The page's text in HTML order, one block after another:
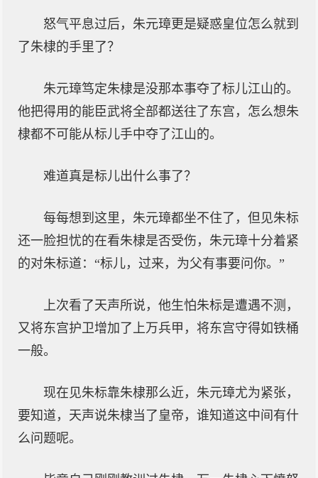
怒气平息过后，朱元璋更是疑惑皇位怎么就到
了朱棣的手里了？
朱元璋笃定朱棣是没那本事夺了标儿江山的。
他把得用的能臣武将全部都送往了东宫，怎么想朱
棣都不可能从标儿手中夺了江山的。
难道真是标儿出什么事了？
每每想到这里，朱元璋都坐不住了，但见朱标
还一脸担忧的在看朱棣是否受伤，朱元璋十分着紧
的对朱标道：“标儿，过来，为父有事要问你。”
上次看了天声所说，他生怕朱标是遭遇不测，
又将东宫护卫增加了上万兵甲，将东宫守得如铁桶
一般。
现在见朱标靠朱棣那么近，朱元璋尤为紧张，
要知道，天声说朱棣当了皇帝，谁知道这中间有什
么问题呢。